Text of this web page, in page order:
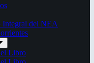
Integral del NEA
Libro